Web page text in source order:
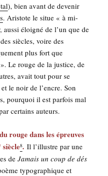
), bien avant de deve­nir
. Aris­tote le situe « à mi-
éloi­gné de l’un que de
siècles, voire des
plus fort que
Le rouge de la jus­tice, de
avait tout pour se
le noir de l’encre. Son
pour­quoi il est par­fois mal
cer­tains auteurs.
rouge dans les épreuves
siècle8. Il l’illustre par une
deJamais un coup de dés
typo­gra­phique et